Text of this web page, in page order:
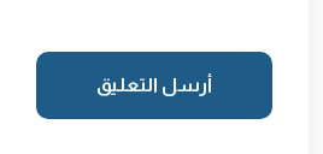
أرسل التعليق